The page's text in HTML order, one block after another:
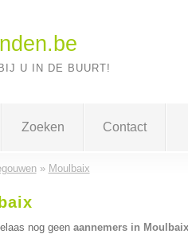
U IN DE BUURT!
Zoeken Contact
» Moulbaix
nog geen aannemers in Moulbaix